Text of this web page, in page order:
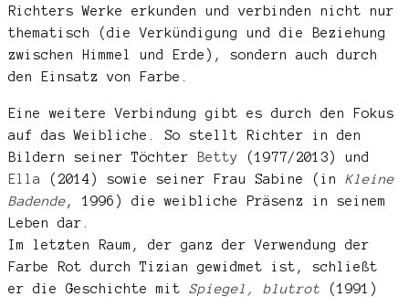
Richters Werke erkunden und verbinden nicht nur
thematisch (die Verkündigung und die Beziehung
zwischen Himmel und Erde), sondern auch durch
den Einsatz von Farbe.
Eine weitere Verbindung gibt es durch den Fokus
auf das Weibliche. So stellt Richter in den
Bildern seiner Töchter
Betty (1977/2013) und
Ella
(2014) sowie seiner Frau Sabine (in Kleine
Badende, 1996) die weibliche Präsenz in seinem
Leben dar.
Im letzten Raum, der ganz der Verwendung der
Farbe Rot durch Tizian gewidmet ist, schließt
er die Geschichte mit Spiegel, blutrot (1991)